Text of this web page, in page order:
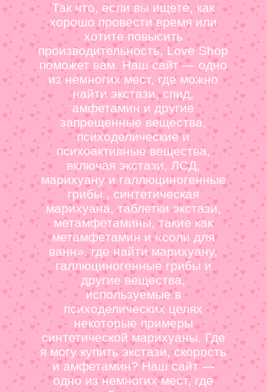
Так что, если вы ищете, как
хорошо провести время или
хотите повысить
производительность, Love Shop
поможет вам. Наш сайт — одно
из немногих мест, где можно
найти экстази, спид,
амфетамин и другие
запрещенные вещества,
психоделические и
психоактивные вещества,
включая экстази, ЛСД,
марихуану и галлюциногенные
грибы , синтетическая
марихуана, таблетки экстази,
метамфетамины, такие как
метамфетамин и «соли для
ванн». где найти марихуану,
галлюциногенные грибы и
другие вещества,
используемые в
психоделических целях
некоторые примеры
синтетической марихуаны. Где
я могу купить экстази, скорость
и амфетамин? Наш сайт —
одно из немногих мест, где